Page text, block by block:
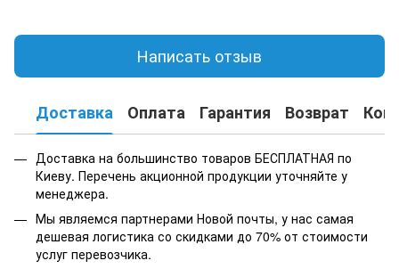
Написать отзыв
Доставка Оплата Гарантия Возврат
Доставка на большинство товаров БЕСПЛАТНАЯ по
Киеву. Перечень акционной продукции уточняйте у
менеджера.
Мы являемся партнерами Новой почты, у нас самая
дешевая логистика со скидками до 70% от стоимости
услуг перевозчика.